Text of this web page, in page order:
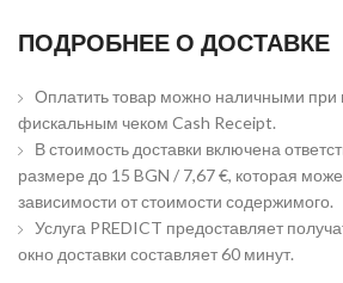
ПОДРОБНЕЕ О ДОСТАВКЕ
Оплатить товар можно наличными при
фискальным чеком Cash Receipt.
В стоимость доставки включена
размере до 15 BGN / 7,67 €, которая
зависимости от стоимости содержимого.
Услуга PREDICT предоставляет
окно доставки составляет 60 минут.